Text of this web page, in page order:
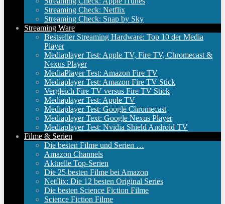
Streaming Check: Netflix
Streaming Check: Snap by Sky
Streaming Ware
Bestseller Streaming Hardware: Top 10 der Media
Player
Mediaplayer Test: Apple TV, Fire TV, Chromecast &
Nexus Player
MediaPlayer Test: Amazon Fire TV
Mediaplayer Test: Amazon Fire TV Stick
Vergleich Fire TV versus Fire TV Stick
Mediaplayer Test: Apple TV
Mediaplayer Test: Google Chromecast
Mediaplayer Text: Google Nexus Player
Mediaplayer Test: Nvidia Shield Android TV
Filme & Serien
Die besten Filme und Serien …
Amazon Channels
Aktuelle Top-Serien
Die 25 besten Filme bei Amazon
Netflix: Die 12 besten Original Series
Die besten Science Fiction Filme
Science Fiction Filme